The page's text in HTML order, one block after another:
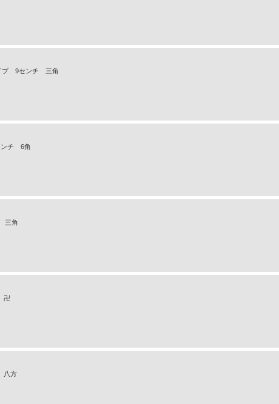
プ 9センチ 三角
ンチ 6角
) 三角
) 卍
八方